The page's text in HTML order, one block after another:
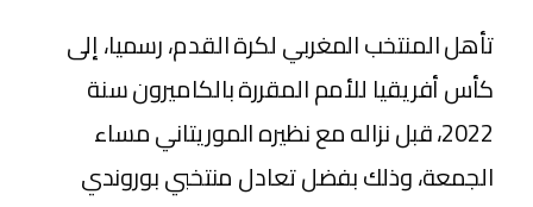
تأهل المنتخب المغربي لكرة القدم، رسميا، إلى
كأس أفريقيا للأمم المقررة بالكاميرون سنة
2022، قبل نزاله مع نظيره الموريتاني مساء
الجمعة، وذلك بفضل تعادل منتخبي بوروندي